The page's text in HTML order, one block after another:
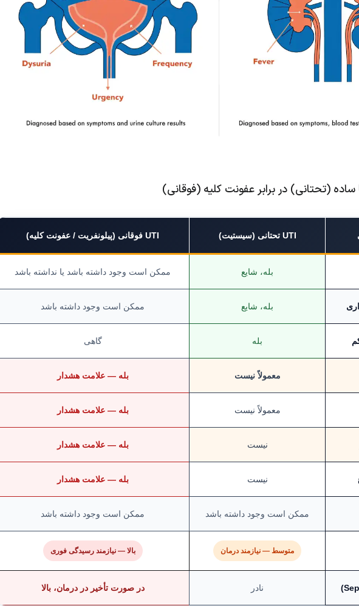
UTI تحتانی (سیستیت) UTI فوقانی (پیلونفریت / عفونت کلیه)
بله، شایع ممکن است وجود داشته باشد یا نداشته باشد
بله، شایع ممکن است وجود داشته باشد
بله گاهی
معمولاً نیست بله — علامت هشدار
معمولاً نیست بله — علامت هشدار
نیست بله — علامت هشدار
نیست بله — علامت هشدار
ممکن است وجود داشته باشد ممکن است وجود داشته باشد
متوسط — نیازمند درمان بالا — نیازمند رسیدگی فوری
نادر در صورت تأخیر در درمان، بالا